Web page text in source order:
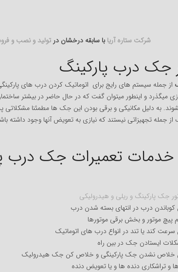
شرکت ستاره آریابا سابقه درخشان در تولید و نصب و
جک درب پارکینگ
از جمله سیستم های رایج برای اتوماتیک کردن درب های
میگذرد و اینطور میتوان گفت که در حال حاضر در بیشتر
به دلیل مکانیکی و برقی بودن این جک ها مطمئنا مشکلاتی
از جمله تجهیزاتی نیستند که نیازی به تعویض آنها وجود داشته
خدمات تعمیرات جک درب
جک پارکینگ و ریلی و هیدرولیکی
درب در انتهای بسته شدن درب
پیچ موتور و بخش برقی موتورها
کند یا تند در انواع درب های اتوماتیک
ایستادن جک در بین راه
خلاص نشدن جک پارکینگی و خلاص کن جک هیدرولیک
و تراشکاری دنده ها و یا تعویض دنده